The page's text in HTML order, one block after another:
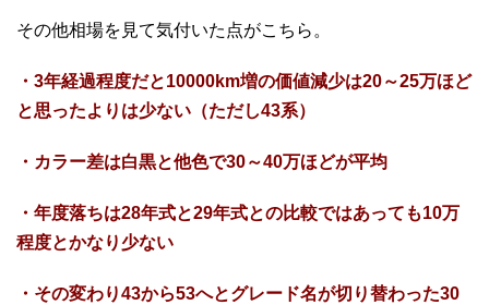
その他相場を見て気付いた点がこちら。
・3年経過程度だと10000km増の価値減少は20～25万ほど
と思ったよりは少ない（ただし43系）
・カラー差は白黒と他色で30～40万ほどが平均
・年度落ちは28年式と29年式との比較ではあっても10万
程度とかなり少ない
・その変わり43から53へとグレード名が切り替わった30